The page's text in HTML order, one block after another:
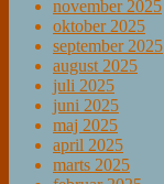
november 2025
oktober 2025
september 2025
august 2025
juli 2025
juni 2025
maj 2025
april 2025
marts 2025